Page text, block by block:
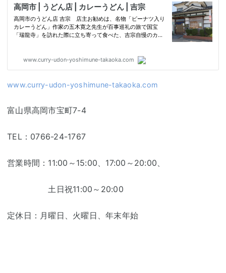
www.curry-udon-yoshimune-takaoka.com
富山県高岡市宝町7-4
TEL：0766-24-1767
営業時間：11:00～15:00、17:00～20:00、
土日祝11:00～20:00
定休日：月曜日、火曜日、年末年始